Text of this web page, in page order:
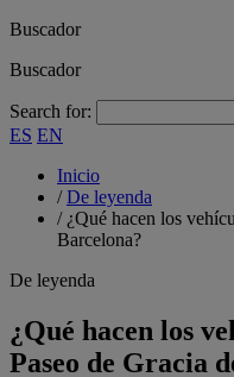
Buscador
Buscador
Search for:
ES EN
Inicio
/De leyenda
/ ¿Qué hacen los
Barcelona?
De leyenda
¿Qué hacen los
Paseo de Gracia